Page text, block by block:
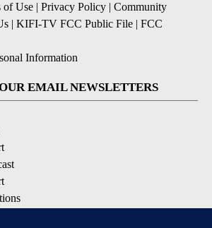
of Use | Privacy Policy | Community
| KIFI-TV FCC Public File | FCC
Information
EMAIL NEWSLETTERS